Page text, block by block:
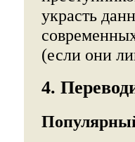
украсть
(если они
4.